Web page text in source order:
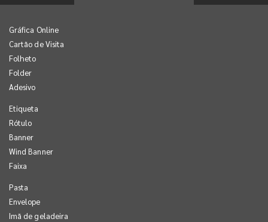
Gráfica Online
Cartão de Visita
Folheto
Folder
Adesivo
Etiqueta
Rótulo
Banner
Wind Banner
Faixa
Pasta
Envelope
Imã de geladeira